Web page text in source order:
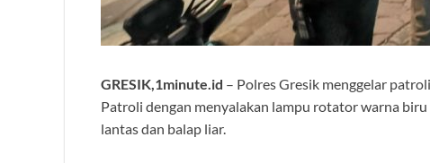
GRESIK,1minute.id – Polres Gresik menggelar
Patroli dengan menyalakan lampu rotator warna
lantas dan balap liar.